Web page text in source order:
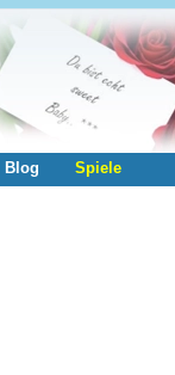
Blog Spiele